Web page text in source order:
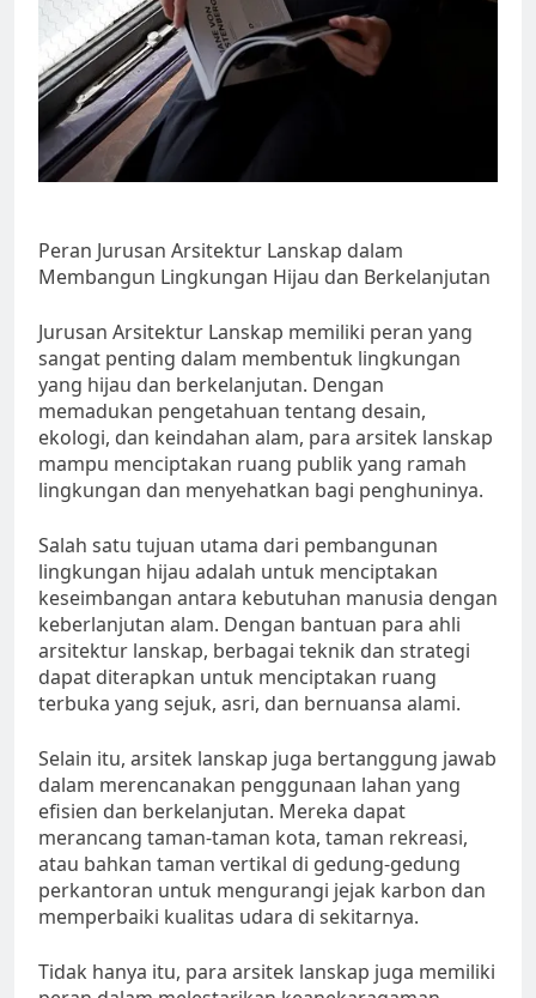
Peran Jurusan Arsitektur Lanskap dalam
Membangun Lingkungan Hijau dan Berkelanjutan
Jurusan Arsitektur Lanskap memiliki peran yang
sangat penting dalam membentuk lingkungan
yang hijau dan berkelanjutan. Dengan
memadukan pengetahuan tentang desain,
ekologi, dan keindahan alam, para arsitek lanskap
mampu menciptakan ruang publik yang ramah
lingkungan dan menyehatkan bagi penghuninya.
Salah satu tujuan utama dari pembangunan
lingkungan hijau adalah untuk menciptakan
keseimbangan antara kebutuhan manusia dengan
keberlanjutan alam. Dengan bantuan para ahli
arsitektur lanskap, berbagai teknik dan strategi
dapat diterapkan untuk menciptakan ruang
terbuka yang sejuk, asri, dan bernuansa alami.
Selain itu, arsitek lanskap juga bertanggung jawab
dalam merencanakan penggunaan lahan yang
efisien dan berkelanjutan. Mereka dapat
merancang taman-taman kota, taman rekreasi,
atau bahkan taman vertikal di gedung-gedung
perkantoran untuk mengurangi jejak karbon dan
memperbaiki kualitas udara di sekitarnya.
Tidak hanya itu, para arsitek lanskap juga memiliki